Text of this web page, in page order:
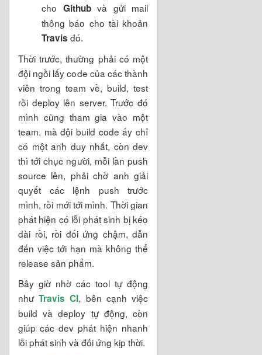
cho Githubvà gửi mail
thông báo cho tài khoản
Travis đó.
Thời trước, thường phải có một
đội ngồi lấy code của các thành
viên trong team về, build, test
rồi deploy lên server. Trước đó
mình cũng tham gia vào một
team, mà đội build code ấy chỉ
có một anh duy nhất, còn dev
thì tới chục người, mỗi lần push
source lên, phải chờ anh giải
quyết các lệnh push trước
mình, rồi mới tới mình. Thời gian
phát hiện có lỗi phát sinh bị kéo
dài rồi, rồi đối ứng chậm, dẫn
đến việc tới hạn mà không thể
release sản phẩm.
Bây giờ nhờ các tool tự động
nhưTravis CI, bên cạnh việc
build và deploy tự động, còn
giúp các dev phát hiện nhanh
lỗi phát sinh và đối ứng kịp thời.